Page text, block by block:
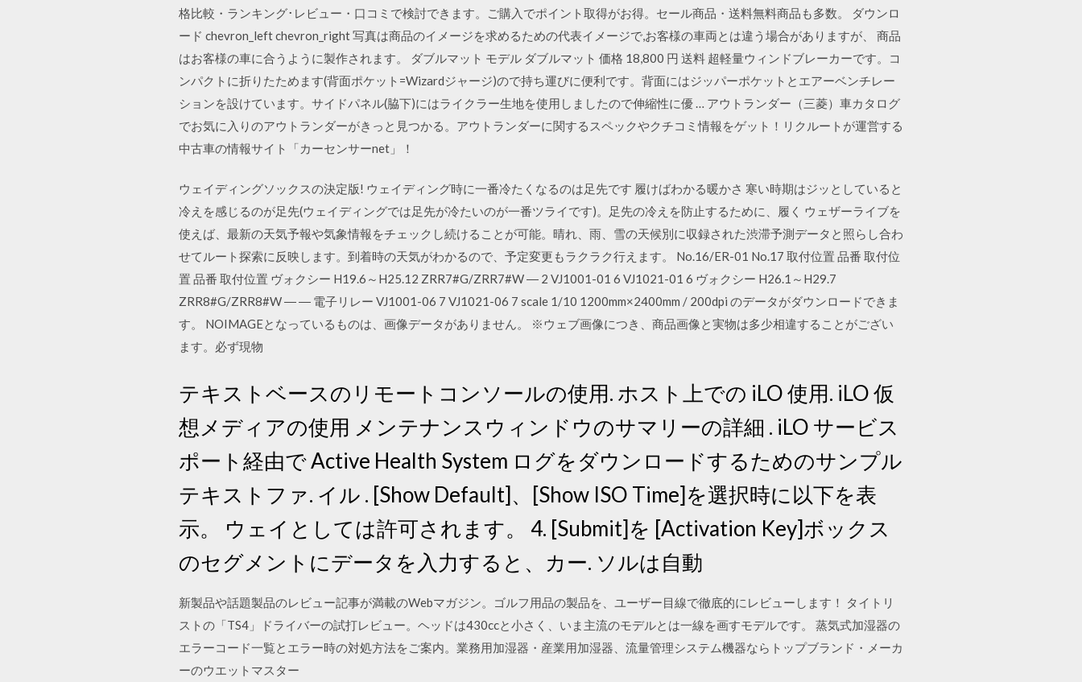
格比較・ランキング･レビュー・口コミで検討できます。ご購入でポイント取得がお得。セール商品・送料無料商品も多数。 ダウンロ
ード chevron_left chevron_right 写真は商品のイメージを求めるための代表イメージで,お客様の車両とは違う場合がありますが、 商品
はお客様の車に合うように製作されます。 ダブルマット モデル ダブルマット 価格 18,800 円 送料 超軽量ウィンドブレーカーです。コ
ンパクトに折りたためます(背面ポケット=Wizardジャージ)ので持ち運びに便利です。背面にはジッパーポケットとエアーベンチレー
ションを設けています。サイドパネル(脇下)にはライクラー生地を使用しましたので伸縮性に優 … アウトランダー（三菱）車カタログ
でお気に入りのアウトランダーがきっと見つかる。アウトランダーに関するスペックやクチコミ情報をゲット！リクルートが運営する
中古車の情報サイト「カーセンサーnet」！
ウェイディングソックスの決定版! ウェイディング時に一番冷たくなるのは足先です 履けばわかる暖かさ 寒い時期はジッとしていると
冷えを感じるのが足先(ウェイディングでは足先が冷たいのが一番ツライです)。足先の冷えを防止するために、履く ウェザーライブを
使えば、最新の天気予報や気象情報をチェックし続けることが可能。晴れ、雨、雪の天候別に収録された渋滞予測データと照らし合わ
せてルート探索に反映します。到着時の天気がわかるので、予定変更もラクラク行えます。 No.16/ER-01 No.17 取付位置 品番 取付位
置 品番 取付位置 ヴォクシー H19.6～H25.12 ZRR7#G/ZRR7#W ― 2 VJ1001-01 6 VJ1021-01 6 ヴォクシー H26.1～H29.7
ZRR8#G/ZRR8#W ― ― 電子リレー VJ1001-06 7 VJ1021-06 7 scale 1/10 1200mm×2400mm / 200dpi のデータがダウンロードできま
す。 NOIMAGEとなっているものは、画像データがありません。 ※ウェブ画像につき、商品画像と実物は多少相違することがござい
ます。必ず現物
テキストベースのリモートコンソールの使用. ホスト上での iLO 使用. iLO 仮
想メディアの使用 メンテナンスウィンドウのサマリーの詳細 . iLO サービス
ポート経由で Active Health System ログをダウンロードするためのサンプル
テキストファ. イル . [Show Default]、[Show ISO Time]を選択時に以下を表
示。 ウェイとしては許可されます。 4. [Submit]を [Activation Key]ボックス
のセグメントにデータを入力すると、カー. ソルは自動
新製品や話題製品のレビュー記事が満載のWebマガジン。ゴルフ用品の製品を、ユーザー目線で徹底的にレビューします！ タイトリ
ストの「TS4」ドライバーの試打レビュー。ヘッドは430ccと小さく、いま主流のモデルとは一線を画すモデルです。 蒸気式加湿器の
エラーコード一覧とエラー時の対処方法をご案内。業務用加湿器・産業用加湿器、流量管理システム機器ならトップブランド・メーカ
ーのウエットマスター